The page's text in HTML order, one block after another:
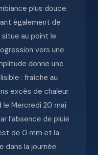
plus douce.
également de
situe au point le
vers une
donne une
: fraîche au
excès de chaleur.
Mercredi 20 mai
l’absence de pluie
de 0 mm et la
dans la journée